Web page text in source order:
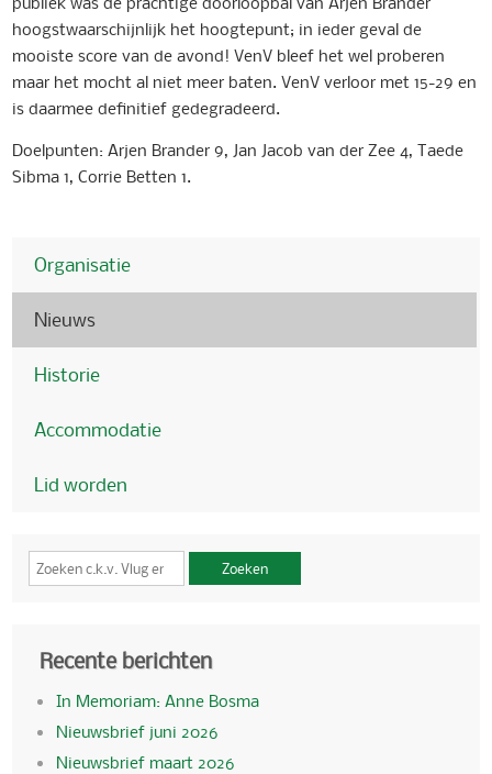
hoogstwaarschijnlijk het hoogtepunt; in ieder geval de
mooiste score van de avond! VenV bleef het wel proberen
maar het mocht al niet meer baten. VenV verloor met 15-29 en
is daarmee definitief gedegradeerd.
Doelpunten: Arjen Brander 9, Jan Jacob van der Zee 4, Taede
Sibma 1, Corrie Betten 1.
Organisatie
Nieuws
Historie
Accommodatie
Lid worden
Zoeken
Recente berichten
In Memoriam: Anne Bosma
Nieuwsbrief juni 2026
Nieuwsbrief maart 2026